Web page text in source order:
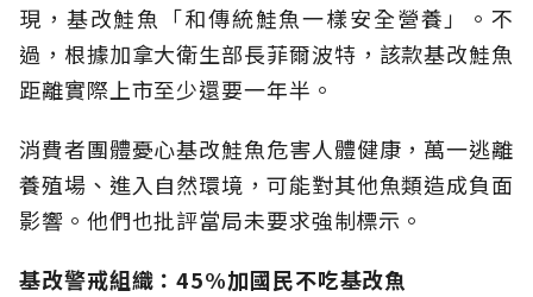
現，基改鮭魚「和傳統鮭魚一樣安全營養」。不
過，根據加拿大衛生部長菲爾波特，該款基改鮭魚
距離實際上市至少還要一年半。
消費者團體憂心基改鮭魚危害人體健康，萬一逃離
養殖場、進入自然環境，可能對其他魚類造成負面
影響。他們也批評當局未要求強制標示。
基改警戒組織：45%加國民不吃基改魚